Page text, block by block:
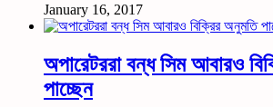
January 16, 2017
অপারেটররা বন্ধ সিম আবারও
পাচ্ছেন